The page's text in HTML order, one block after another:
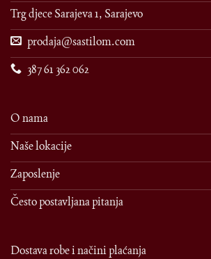
Trg djece Sarajeva 1, Sarajevo
prodaja@sastilom.com
387 61 362 062
O nama
Naše lokacije
Zaposlenje
Često postavljana pitanja
Dostava robe i načini plaćanja